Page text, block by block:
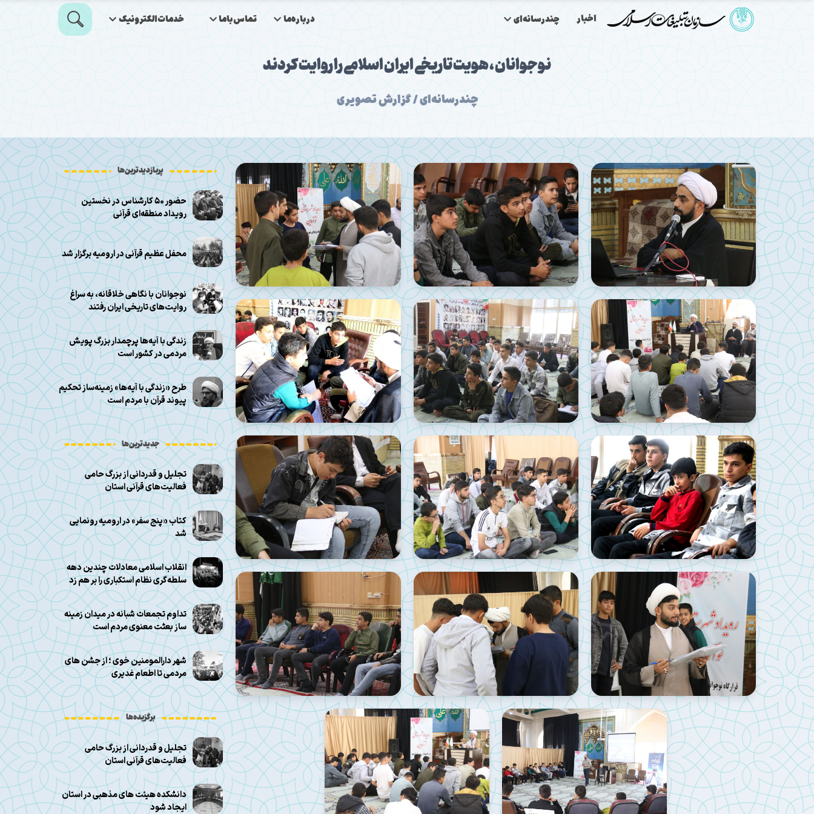
اخبار چندرسانه‌ای درباره‌ما تماس‌باما خدمات‌الکترونیک
نوجوانان ، هویت تاریخی ایران اسلامی را روایت کردند
چندرسانه‌ای / گزارش تصویری
پربازدیدترین‌ها
حضور ۵۰ کارشناس در نخستین
رویداد منطقه‌ای قرآنی
محفل عظیم قرآنی در ارومیه برگزار شد
نوجوانان با نگاهی خلاقانه، به سراغ
روایت‌های تاریخی ایران رفتند
زندگی با آیه‌ها پرچمدار بزرگ پویش
مردمی در کشور است
طرح «زندگی با آیه‌ها» زمینه‌ساز تحکیم
پیوند قرآن با مردم است
جدیدترین‌ها
تجلیل و قدردانی از بزرگ حامی
فعالیت‌های قرآنی استان
کتاب «پنج سفر» در ارومیه رونمایی
شد
انقلاب اسلامی معادلات چندین دهه
سلطه‌گری نظام استکباری را بر هم زد
تداوم تجمعات شبانه در میدان زمینه
ساز بعثت معنوی مردم است
شهر دارالمومنین خوی ؛ از جشن های
مردمی تا اطعام غدیری
برگزیده‌ها
تجلیل و قدردانی از بزرگ حامی
فعالیت‌های قرآنی استان
دانشکده هیئت های مذهبی در استان
ایجاد شود